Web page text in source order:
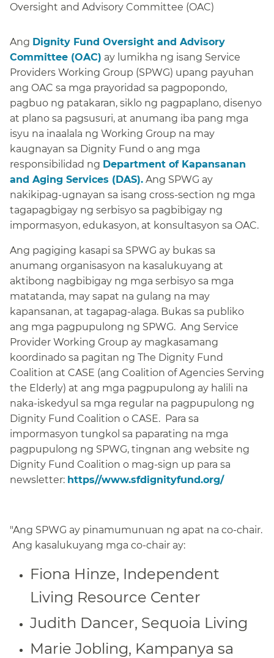
Oversight and Advisory Committee (OAC)​​
Ang Dignity Fund Oversight and Advisory
Committee (OAC) ay lumikha ng isang Service
Providers Working Group (SPWG) upang payuhan
ang OAC sa mga prayoridad sa pagpopondo,
pagbuo ng patakaran, siklo ng pagpaplano, disenyo
at plano sa pagsusuri, at anumang iba pang mga
isyu na inaalala ng Working Group na may
kaugnayan sa Dignity Fund o ang mga
responsibilidad ng Department of Kapansanan
and Aging Services (DAS). Ang SPWG ay
nakikipag-ugnayan sa isang cross-section ng mga
tagapagbigay ng serbisyo sa pagbibigay ng
impormasyon, edukasyon, at konsultasyon sa OAC.​​
Ang pagiging kasapi sa SPWG ay bukas sa
anumang organisasyon na kasalukuyang at
aktibong nagbibigay ng mga serbisyo sa mga
matatanda, may sapat na gulang na may
kapansanan, at tagapag-alaga. Bukas sa publiko
ang mga pagpupulong ng SPWG. Ang Service
Provider Working Group ay magkasamang
koordinado sa pagitan ng The Dignity Fund
Coalition at CASE (ang Coalition of Agencies Serving
the Elderly) at ang mga pagpupulong ay halili na
naka-iskedyul sa mga regular na pagpupulong ng
Dignity Fund Coalition o CASE. Para sa
impormasyon tungkol sa paparating na mga
pagpupulong ng SPWG, tingnan ang website ng
Dignity Fund Coalition o mag-sign up para sa
newsletter: https//www.sfdignityfund.org/​​
"Ang SPWG ay pinamumunuan ng apat na co-chair.
Ang kasalukuyang mga co-chair ay:​​
Fiona Hinze, Independent
Living Resource Center​​
Judith Dancer, Sequoia Living​​
Marie Jobling, Kampanya sa